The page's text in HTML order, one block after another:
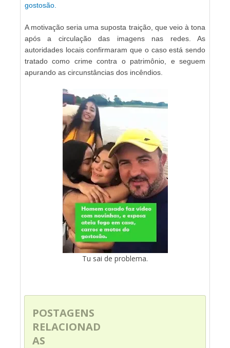
gostosão.
A motivação seria uma suposta traição, que veio à tona
após a circulação das imagens nas redes. As
autoridades locais confirmaram que o caso está sendo
tratado como crime contra o patrimônio, e seguem
apurando as circunstâncias dos incêndios.
Tu sai de problema.
POSTAGENS
RELACIONAD
AS